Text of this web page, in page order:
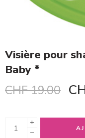
Visière pour
Baby *
CHF19.00
+
−